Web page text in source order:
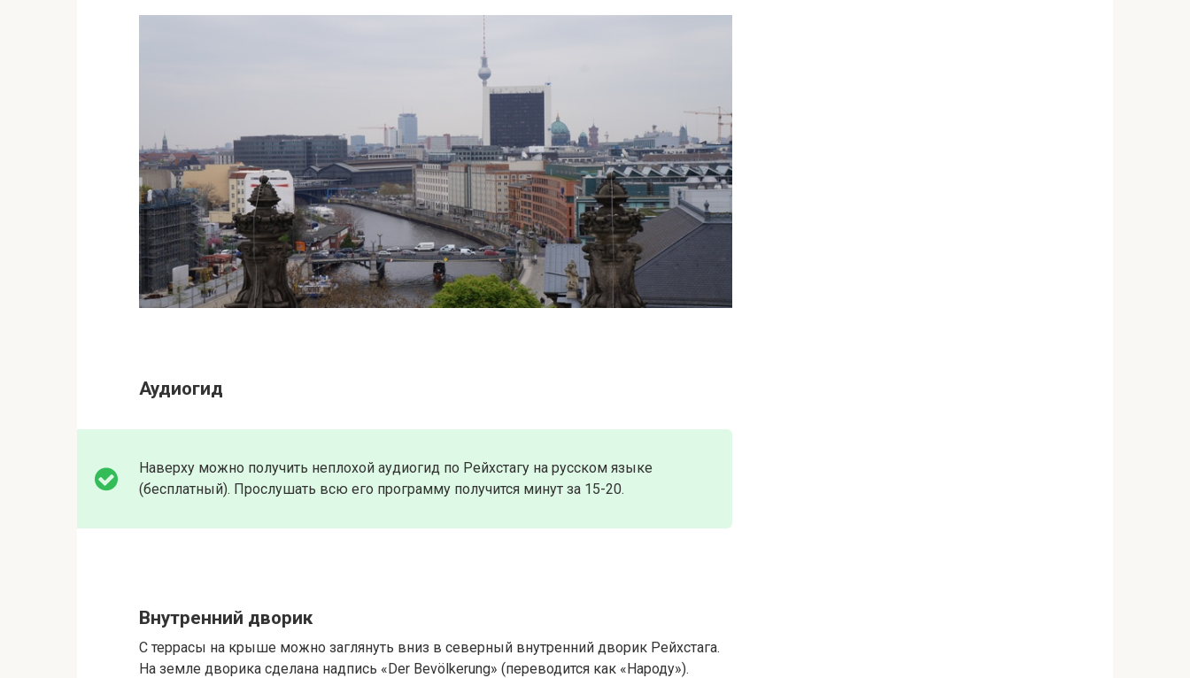
Аудиогид
Наверху можно получить неплохой аудиогид по Рейхстагу на русском языке
(бесплатный). Прослушать всю его программу получится минут за 15-20.
Внутренний дворик
С террасы на крыше можно заглянуть вниз в северный внутренний дворик Рейхстага.
На земле дворика сделана надпись «Der Bevölkerung» (переводится как «Народу»).